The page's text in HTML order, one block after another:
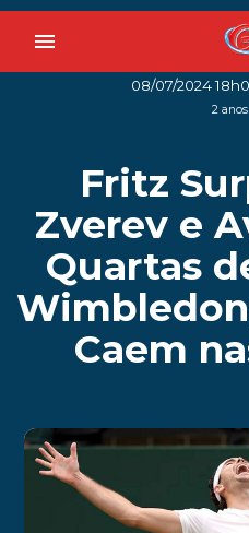
menu
08/07/2024
2
Fritz
Zverev e
Quartas
Caem